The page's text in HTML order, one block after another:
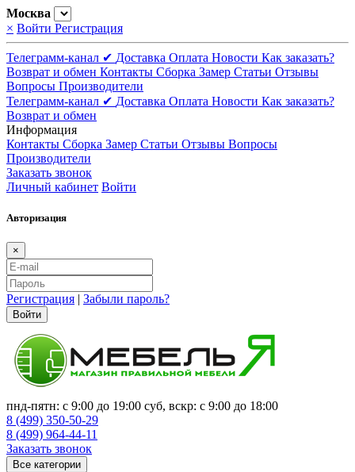
Москва
× Войти Регистрация
Телеграмм-канал ✔ Доставка Оплата Новости Как заказать?
Возврат и обмен Контакты Сборка Замер Статьи Отзывы
Вопросы Производители
Телеграмм-канал ✔ Доставка Оплата Новости Как заказать?
Возврат и обмен
Информация
Контакты Сборка Замер Статьи Отзывы Вопросы
Производители
Заказать звонок
Личный кабинет Войти
Авторизация
×
Регистрация | Забыли пароль?
Войти
пнд-пятн: с 9:00 до 19:00 суб, вскр: с 9:00 до 18:00
8 (499) 350-50-29
8 (499) 964-44-11
Заказать звонок
Все категории